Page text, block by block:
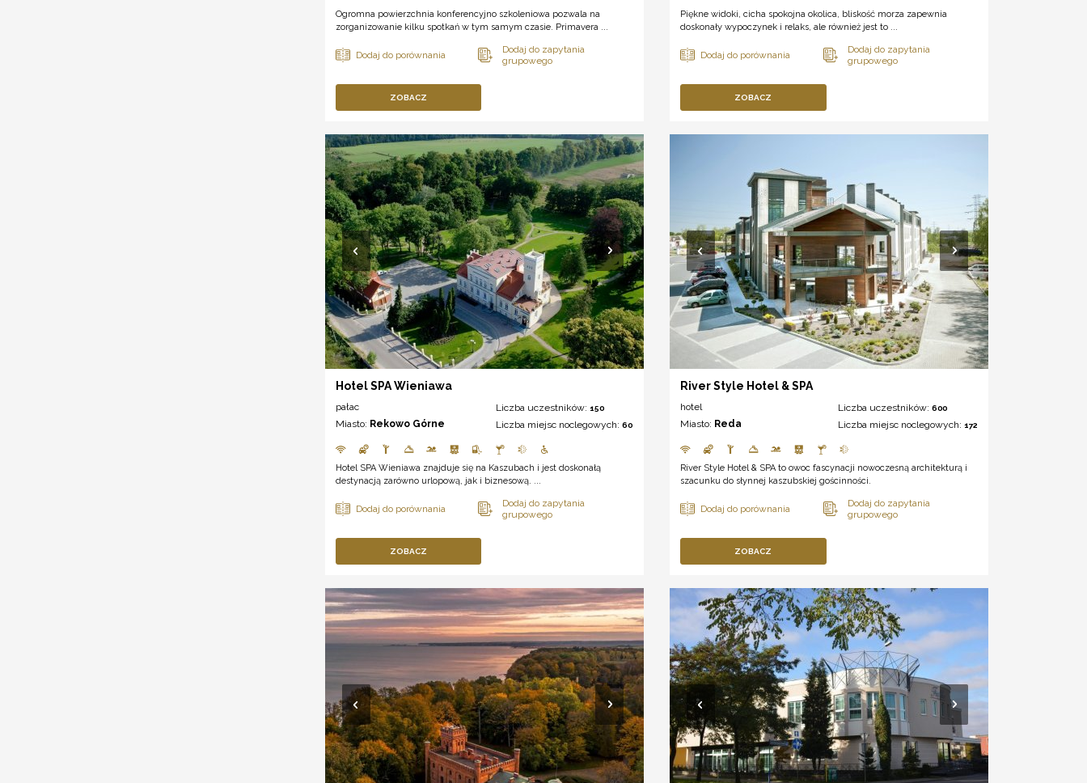
Ogromna powierzchnia konferencyjno szkoleniowa pozwala na
zorganizowanie kilku spotkań w tym samym czasie. Primavera ...
ZOBACZ
Piękne widoki, cicha spokojna okolica, bliskość morza zapewnia
doskonały wypoczynek i relaks, ale również jest to ...
ZOBACZ
Hotel SPA Wieniawa
pałac
Miasto: Rekowo Górne
Liczba uczestników:150
Liczba miejsc noclegowych:60
Hotel SPA Wieniawa znajduje się na Kaszubach i jest doskonałą
destynacją zarówno urlopową, jak i biznesową. ...
ZOBACZ
River Style Hotel & SPA
hotel
Miasto: Reda
Liczba uczestników: 600
Liczba miejsc noclegowych: 172
River Style Hotel & SPA to owoc fascynacji nowoczesną architekturą i
szacunku do słynnej kaszubskiej gościnności.
ZOBACZ